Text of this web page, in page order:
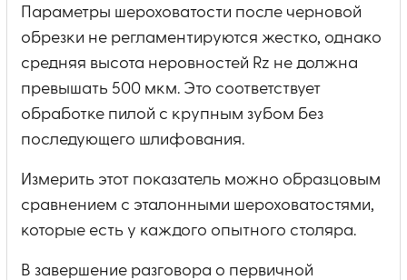
Параметры шероховатости после черновой
обрезки не регламентируются жестко, однако
средняя высота неровностей Rz не должна
превышать 500 мкм. Это соответствует
обработке пилой с крупным зубом без
последующего шлифования.
Измерить этот показатель можно образцовым
сравнением с эталонными шероховатостями,
которые есть у каждого опытного столяра.
В завершение разговора о первичной